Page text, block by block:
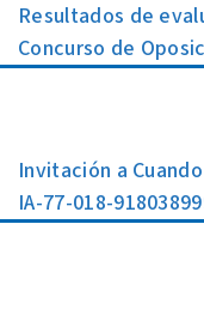
Resultados de
Concurso de
Invitación a
IA-77-018-